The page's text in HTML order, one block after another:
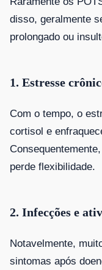
disso, geralmente
prolongado ou
1. Estresse
Com o tempo, o
cortisol e
perde flexibilidade.
2. Infecções e
Notavelmente,
sintomas após